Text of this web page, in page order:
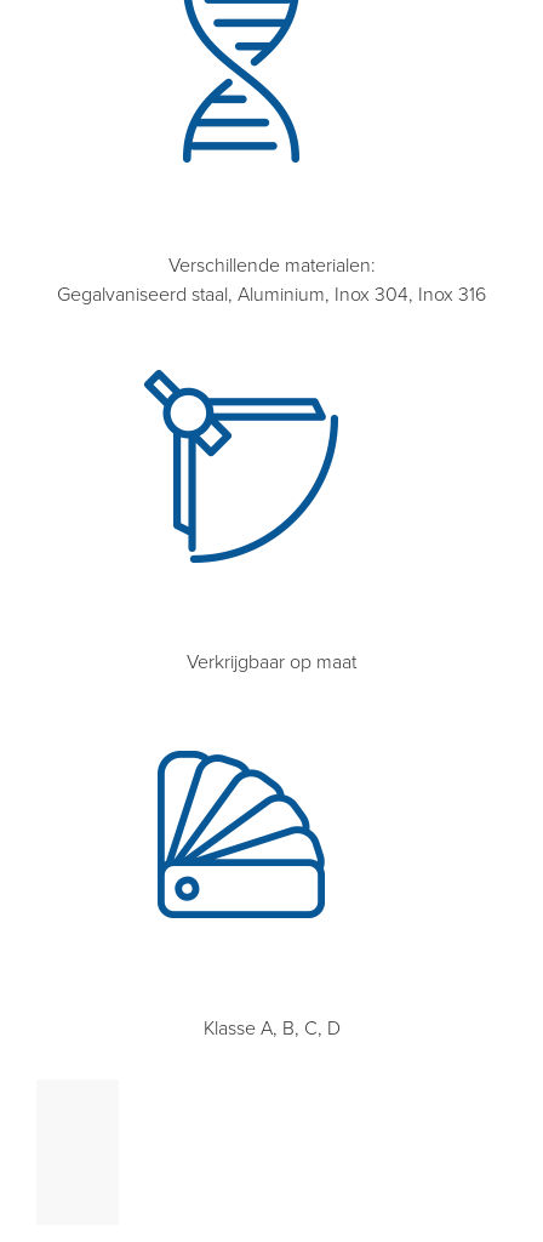
Verschillende materialen:
Gegalvaniseerd staal, Aluminium, Inox 304, Inox 316
Verkrijgbaar op maat
Klasse A, B, C, D